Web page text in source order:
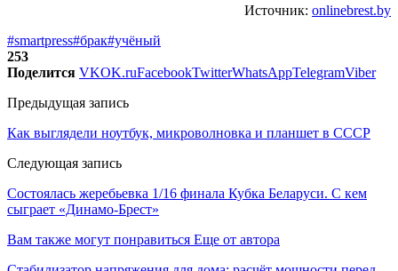
Источник: onlinebrest.by
#smartpress#брак#учёный
253
Поделится VKOK.ruFacebookTwitterWhatsAppTelegramViber
Предыдущая запись
Как выглядели ноутбук, микроволновка и планшет в СССР
Следующая запись
Состоялась жеребьевка 1/16 финала Кубка Беларуси. С кем
сыграет «Динамо-Брест»
Вам также могут понравиться Еще от автора